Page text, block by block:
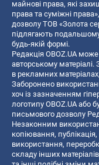
майнові права, які
права та суміжні
дозволу ТОВ «Золота
підлягають
будь-якій формі.
Редакція OBOZ.UA
авторському матеріалі.
в рекламних
Заборонено
хоч із зазначенням
логотипу OBOZ.UA або
письмового дозволу
Незаконним
копiювання,
використання,
складу інших